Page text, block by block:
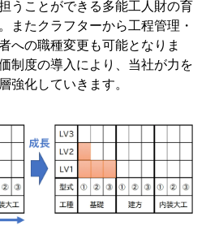
うことができる多能工人財の育
またクラフターから工程管理・
への職種変更も可能となりま
制度の導入により、当社が力を
強化していきます。